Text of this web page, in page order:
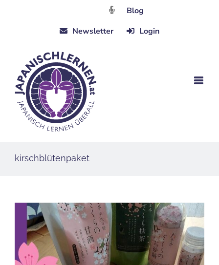
Blog
Newsletter
Login
kirschblütenpaket